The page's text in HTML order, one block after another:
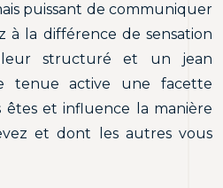
puissant de communiquer
à la différence de sensation
structuré et un jean
tenue active une facette
et influence la manière
et dont les autres vous